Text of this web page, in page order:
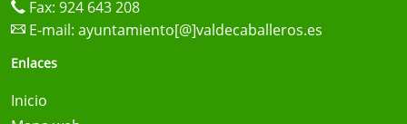
Fax: 924 643 208
E-mail: ayuntamiento[@]valdecaballeros.es
Enlaces
Inicio